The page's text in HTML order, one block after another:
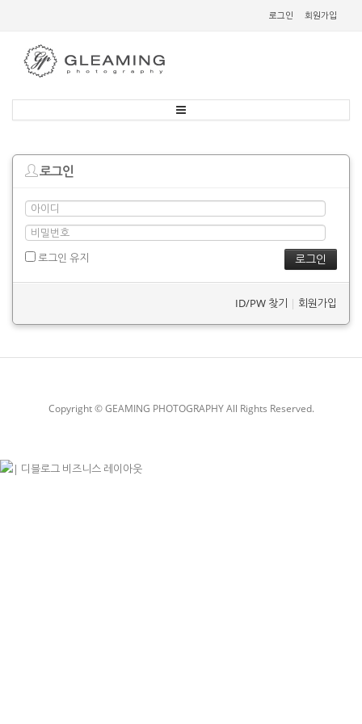
로그인 회원가입
로그인
로그인 유지
ID/PW 찾기 | 회원가입
Copyright © GEAMING PHOTOGRAPHY All Rights Reserved.